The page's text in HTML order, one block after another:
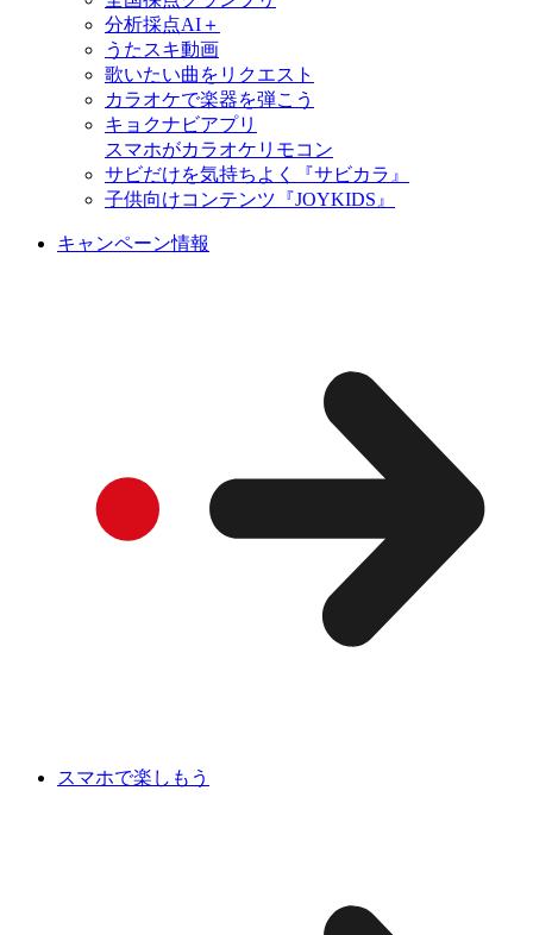
分析採点AI＋
うたスキ動画
歌いたい曲をリクエスト
カラオケで楽器を弾こう
キョクナビアプリ
スマホがカラオケリモコン
サビだけを気持ちよく『サビカラ』
子供向けコンテンツ『JOYKIDS』
キャンペーン情報
スマホで楽しもう